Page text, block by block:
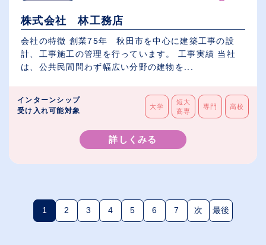
株式会社 林工務店
会社の特徴 創業75年 秋田市を中心に建築工事の設
計、工事施工の管理を行っています。 工事実績 当社
は、公共民間問わず幅広い分野の建物を...
インターンシップ
受け入れ可能対象
大学
短大
高専
専門 高校
詳しくみる
1
(現在のページ)
2 3 4 5 6 7 次 最後